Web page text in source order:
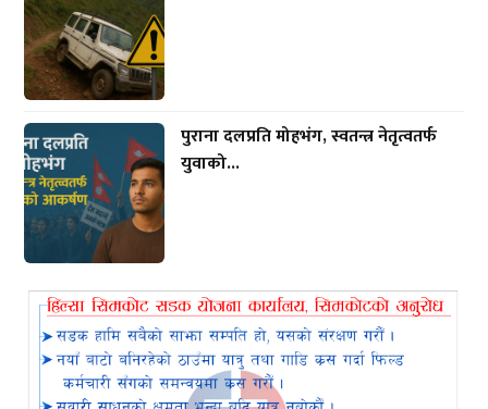
पुराना दलप्रति मोहभंग, स्वतन्त्र नेतृत्वतर्फ
युवाको...